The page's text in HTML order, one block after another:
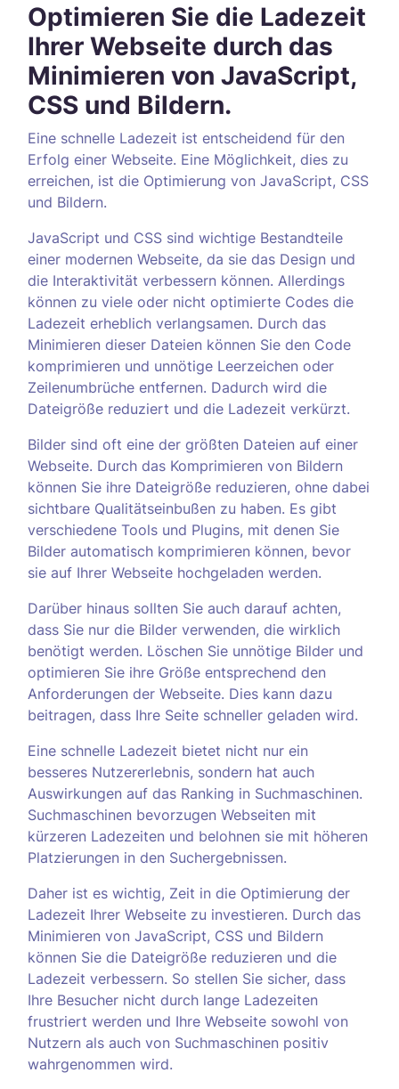
Optimieren Sie die Ladezeit
Ihrer Webseite durch das
Minimieren von JavaScript,
CSS und Bildern.
Eine schnelle Ladezeit ist entscheidend für den
Erfolg einer Webseite. Eine Möglichkeit, dies zu
erreichen, ist die Optimierung von JavaScript, CSS
und Bildern.
JavaScript und CSS sind wichtige Bestandteile
einer modernen Webseite, da sie das Design und
die Interaktivität verbessern können. Allerdings
können zu viele oder nicht optimierte Codes die
Ladezeit erheblich verlangsamen. Durch das
Minimieren dieser Dateien können Sie den Code
komprimieren und unnötige Leerzeichen oder
Zeilenumbrüche entfernen. Dadurch wird die
Dateigröße reduziert und die Ladezeit verkürzt.
Bilder sind oft eine der größten Dateien auf einer
Webseite. Durch das Komprimieren von Bildern
können Sie ihre Dateigröße reduzieren, ohne dabei
sichtbare Qualitätseinbußen zu haben. Es gibt
verschiedene Tools und Plugins, mit denen Sie
Bilder automatisch komprimieren können, bevor
sie auf Ihrer Webseite hochgeladen werden.
Darüber hinaus sollten Sie auch darauf achten,
dass Sie nur die Bilder verwenden, die wirklich
benötigt werden. Löschen Sie unnötige Bilder und
optimieren Sie ihre Größe entsprechend den
Anforderungen der Webseite. Dies kann dazu
beitragen, dass Ihre Seite schneller geladen wird.
Eine schnelle Ladezeit bietet nicht nur ein
besseres Nutzererlebnis, sondern hat auch
Auswirkungen auf das Ranking in Suchmaschinen.
Suchmaschinen bevorzugen Webseiten mit
kürzeren Ladezeiten und belohnen sie mit höheren
Platzierungen in den Suchergebnissen.
Daher ist es wichtig, Zeit in die Optimierung der
Ladezeit Ihrer Webseite zu investieren. Durch das
Minimieren von JavaScript, CSS und Bildern
können Sie die Dateigröße reduzieren und die
Ladezeit verbessern. So stellen Sie sicher, dass
Ihre Besucher nicht durch lange Ladezeiten
frustriert werden und Ihre Webseite sowohl von
Nutzern als auch von Suchmaschinen positiv
wahrgenommen wird.